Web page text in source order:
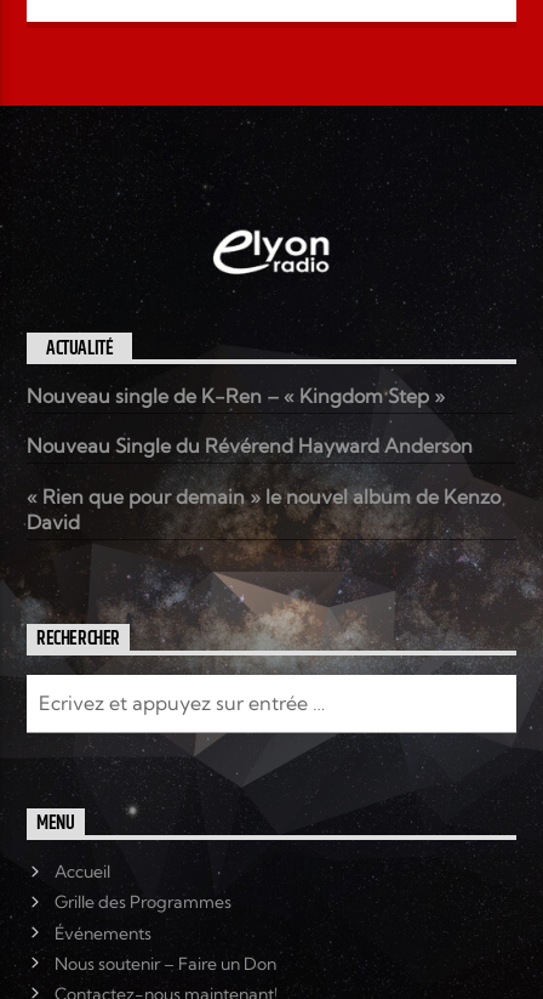
ACTUALITÉ
Nouveau single de K-Ren – « Kingdom Step »
Nouveau Single du Révérend Hayward Anderson
« Rien que pour demain » le nouvel album de Kenzo
David
RECHERCHER
MENU
Accueil
Grille des Programmes
Événements
Nous soutenir – Faire un Don
Contactez-nous maintenant!